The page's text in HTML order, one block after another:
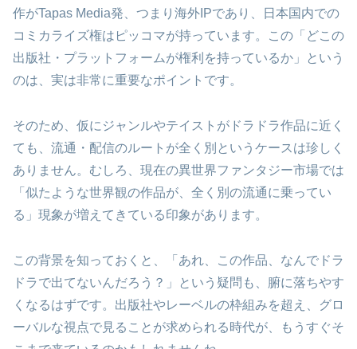
作がTapas Media発、つまり海外IPであり、日本国内での
コミカライズ権はピッコマが持っています。この「どこの
出版社・プラットフォームが権利を持っているか」という
のは、実は非常に重要なポイントです。
そのため、仮にジャンルやテイストがドラドラ作品に近く
ても、流通・配信のルートが全く別というケースは珍しく
ありません。むしろ、現在の異世界ファンタジー市場では
「似たような世界観の作品が、全く別の流通に乗ってい
る」現象が増えてきている印象があります。
この背景を知っておくと、「あれ、この作品、なんでドラ
ドラで出てないんだろう？」という疑問も、腑に落ちやす
くなるはずです。出版社やレーベルの枠組みを超え、グロ
ーバルな視点で見ることが求められる時代が、もうすぐそ